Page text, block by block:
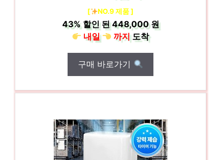
[ NO.9 제품 ]
43%할인 된448,000 원
내일
까지도착
구매 바로가기